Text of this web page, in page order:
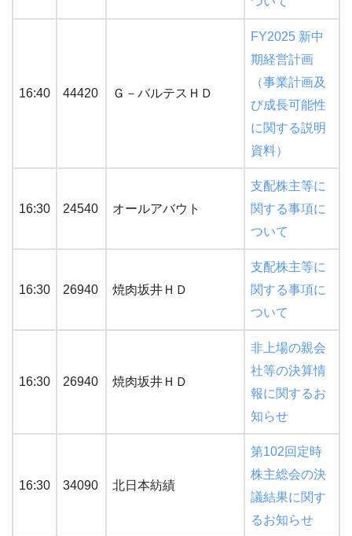
16:40 44420 Ｇ－バルテスＨＤ
FY2025 新中
期経営計画
（事業計画及
び成長可能性
に関する説明
資料）
16:30 24540 オールアバウト
支配株主等に
関する事項に
ついて
16:30 26940 焼肉坂井ＨＤ
支配株主等に
関する事項に
ついて
16:30 26940 焼肉坂井ＨＤ
非上場の親会
社等の決算情
報に関するお
知らせ
16:30 34090 北日本紡績
第102回定時
株主総会の決
議結果に関す
るお知らせ